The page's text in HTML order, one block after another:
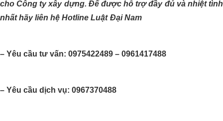
cho Công ty xây dựng. Để được hỗ trợ đầy đủ và nhiệt tình
nhất hãy liên hệ Hotline Luật Đại Nam
– Yêu cầu tư vấn: 0975422489 – 0961417488
– Yêu cầu dịch vụ: 0967370488